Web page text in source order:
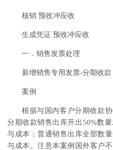
核销 预收冲应收
生成凭证 预收冲应收
一．销售发票处理
新增销售专用发票-分期收款
案例
根据与国内客户分期收款
分期收款销售出库开出50%数
与成本；普通销售出库全部数
与成本。注意本案例国外客户